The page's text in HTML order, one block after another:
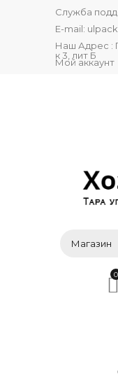
Служба
E-mail:
Наш Адрес :
к 3, лит Б
Мой аккаунт
0